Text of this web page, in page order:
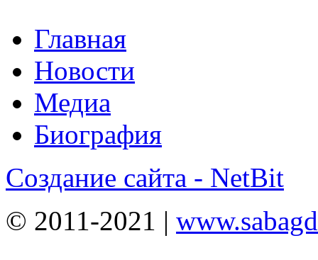
Главная
Новости
Медиа
Биография
Создание сайта - NetBit
© 2011-2021 |